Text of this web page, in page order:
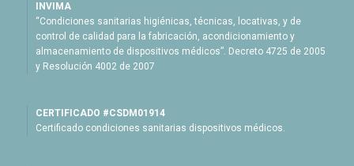
INVIMA
“Condiciones sanitarias higiénicas, técnicas, locativas, y de
control de calidad para la fabricación, acondicionamiento y
almacenamiento de dispositivos médicos”. Decreto 4725 de 2005
y Resolución 4002 de 2007
CERTIFICADO #CSDM01914
Certificado condiciones sanitarias dispositivos médicos.